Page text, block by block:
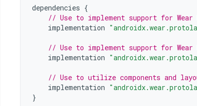
dependencies {
// Use to implement support for Wear
implementation
// Use to implement support for Wear
implementation
// Use to utilize components and
implementation
}